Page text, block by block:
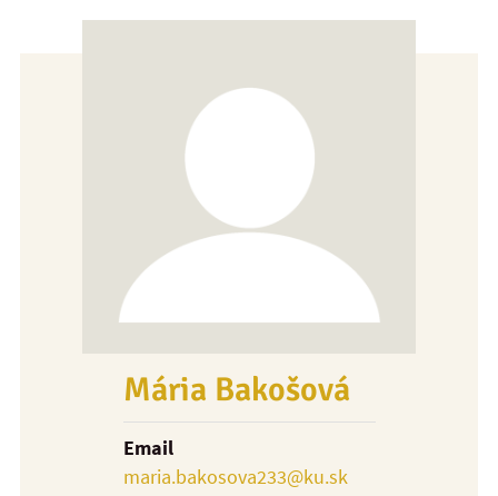
Mária Bakošová
Email
maria.bakosova233@ku.sk